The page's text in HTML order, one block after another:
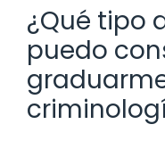
¿Qué tipo
puedo